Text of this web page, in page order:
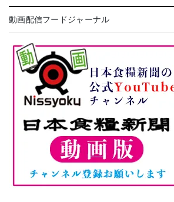
動画配信フードジャーナル